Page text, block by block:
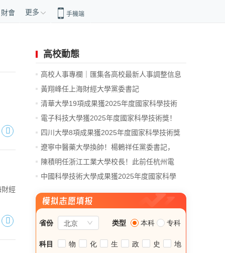
財會 更多 手機端
財經
高校動態
高校人事專欄｜匯集各高校最新人事調整信息
黃翔峰任上海財經大學黨委書記
清華大學19項成果獲2025年度國家科學技術
獎！
電子科技大學獲2025年度國家科學技術獎！
四川大學8項成果獲2025年度國家科學技術獎
遼寧中醫藥大學換帥！楊鶇祥任黨委書記，
宋...
陳積明任浙江工業大學校長！此前任杭州電
子...
中國科學技術大學成果獲2025年度國家科學